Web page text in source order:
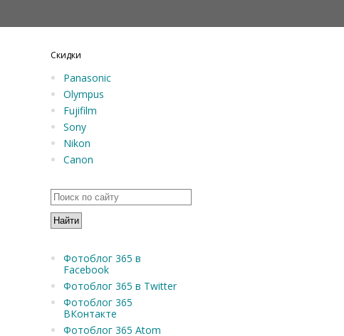
Скидки
Panasonic
Olympus
Fujifilm
Sony
Nikon
Canon
Фотоблог 365 в
Facebook
Фотоблог 365 в Twitter
Фотоблог 365
ВКонтакте
Фотоблог 365 Atom